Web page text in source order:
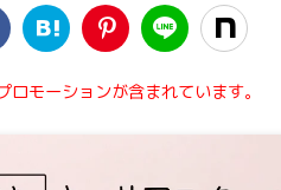
モーションが含まれています。